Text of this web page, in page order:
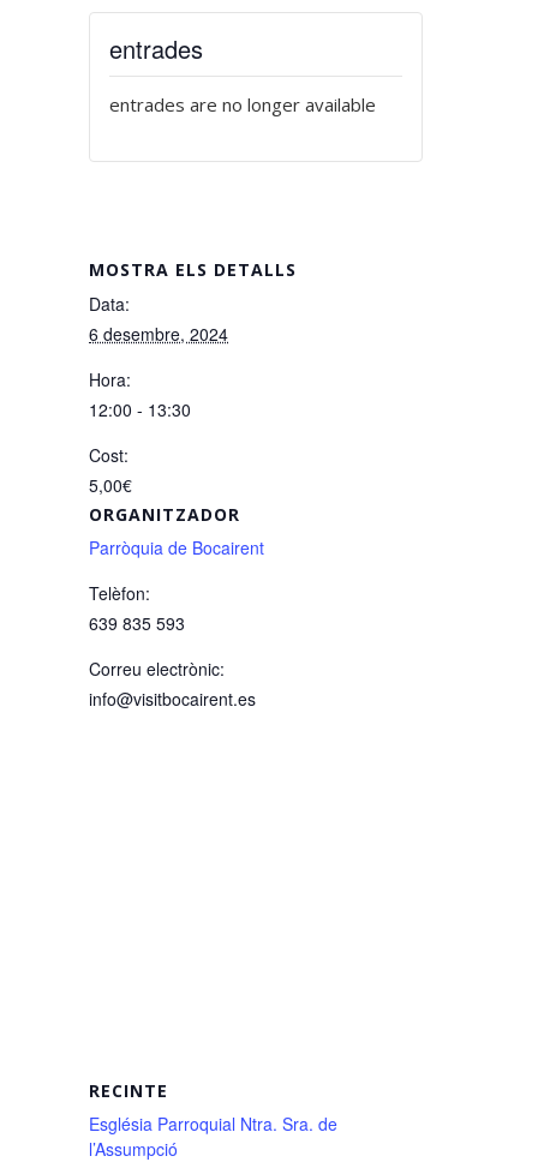
MOSTRA ELS DETALLS
Data:
6 desembre, 2024
Hora:
12:00 - 13:30
Cost:
5,00€
ORGANITZADOR
Parròquia de Bocairent
Telèfon:
639 835 593
Correu electrònic:
info@visitbocairent.es
RECINTE
Església Parroquial Ntra. Sra. de
l’Assumpció
entrades
entrades are no longer available